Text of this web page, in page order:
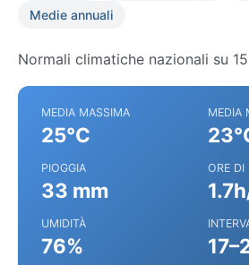
Medie annuali
Normali climatiche nazionali su
MEDIA MASSIMA
25°C
MEDIA
PIOGGIA
33 mm
ORE DI
UMIDITÀ
76%